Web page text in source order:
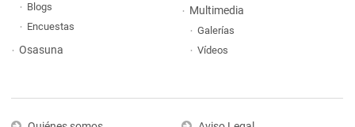
Blogs
Encuestas
Osasuna
Multimedia
Galerías
Vídeos